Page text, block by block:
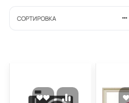
СОРТИРОВКА